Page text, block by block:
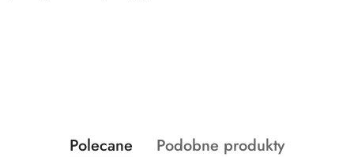
Pomiń karuzelę produktów
Produkty
Polecane
Produkty
Podobne produkty